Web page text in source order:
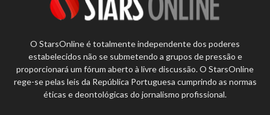
O StarsOnline é totalmente independente dos poderes
estabelecidos não se submetendo a grupos de pressão e
proporcionará um fórum aberto à livre discussão. O StarsOnline
rege-se pelas leis da República Portuguesa cumprindo as normas
éticas e deontológicas do jornalismo profissional.